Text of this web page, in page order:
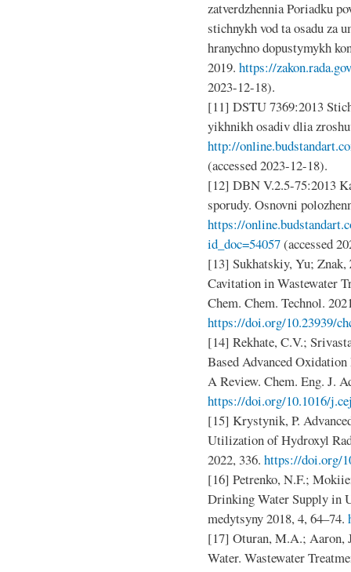
zatverdzhennia Poriadku
stichnykh vod ta osadu za
hranychno dopustymykh
2019. https://
2023-12-18).
[11] DSTU 7369:2013
yikhnikh osadiv dlia
http://
(accessed 2023-12-18).
[12] DBN V.2.5-75:2013
sporudy. Osnovni
https://
id_doc=54057(accessed
[13] Sukhatskiy, Yu;
Cavitation in Wastewater
Chem. Chem. Technol.
https://doi.org/10.23939/
[14] Rekhate, C.V.;
Based Advanced
A Review. Chem. Eng. J.
https://doi.org/10.1016/
[15] Krystynik, P.
Utilization of Hydroxyl
2022, 336. https://doi.org/
[16] Petrenko, N.F.;
Drinking Water Supply in
medytsyny 2018, 4, 64–74.
[17] Oturan, M.A.; Aaron,
Water. Wastewater